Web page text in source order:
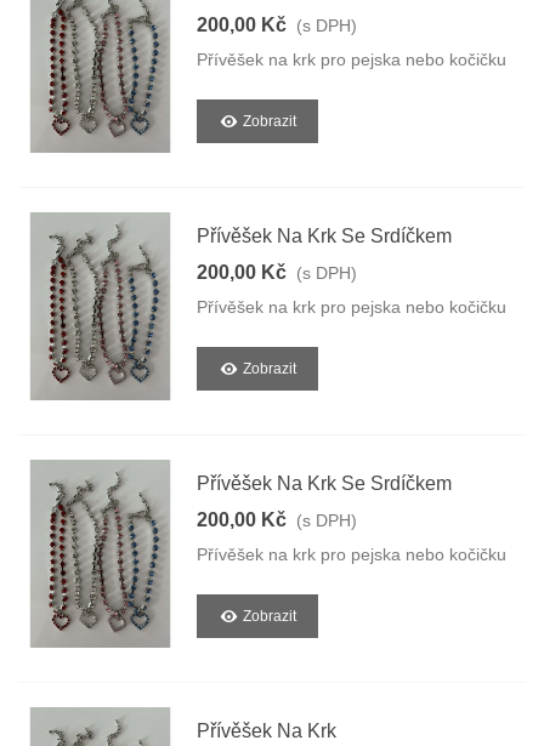
200,00 Kč (s DPH)
Přívěšek na krk pro pejska nebo kočičku
Zobrazit
Přívěšek Na Krk Se Srdíčkem
200,00 Kč (s DPH)
Přívěšek na krk pro pejska nebo kočičku
Zobrazit
Přívěšek Na Krk Se Srdíčkem
200,00 Kč (s DPH)
Přívěšek na krk pro pejska nebo kočičku
Zobrazit
Přívěšek Na Krk